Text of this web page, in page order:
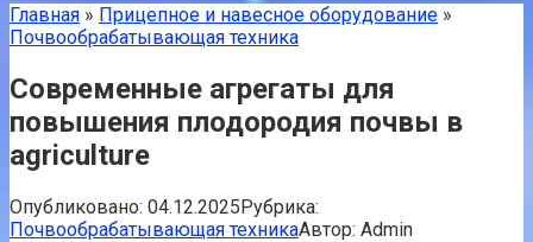
Главная » Прицепное и навесное оборудование »
Почвообрабатывающая техника
Современные агрегаты для
повышения плодородия почвы в
agriculture
Опубликовано: 04.12.2025Рубрика:
Почвообрабатывающая техникаАвтор: Admin